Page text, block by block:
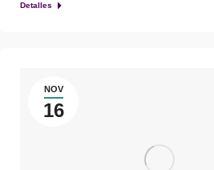
Detalles
NOV
16